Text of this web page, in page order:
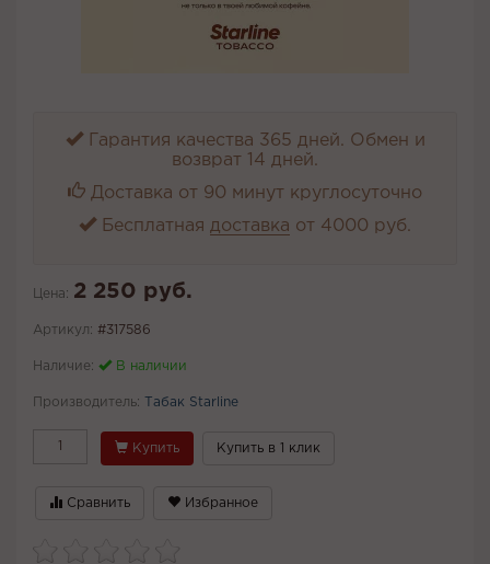
Гарантия качества 365 дней. Обмен и
возврат 14 дней.
Доставка от 90 минут круглосуточно
Бесплатная доставка от 4000 руб.
Цена: 2 250 руб.
Артикул: #317586
Наличие: В наличии
Производитель: Табак Starline
Купить Купить в 1 клик
Сравнить Избранное